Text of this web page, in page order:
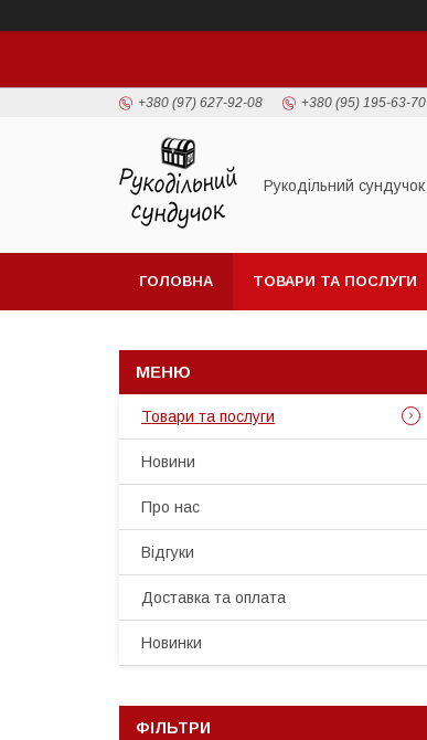
+380 (97) 627-92-08 +380 (95) 195-63-70
Рукодільний сундучок
ГОЛОВНА ТОВАРИ ТА ПОСЛУГИ
Товари та послуги
Новини
Про нас
Відгуки
Доставка та оплата
Новинки
ФІЛЬТРИ